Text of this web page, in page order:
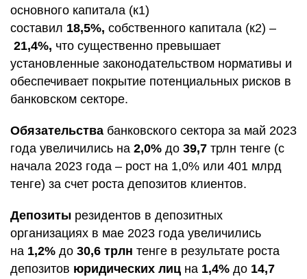
основного капитала (к1)
составил 18,5%, собственного капитала (к2) –
21,4%, что существенно превышает
установленные законодательством нормативы и
обеспечивает покрытие потенциальных рисков в
банковском секторе.
Обязательства банковского сектора за май 2023
года увеличились на 2,0% до 39,7 трлн тенге (с
начала 2023 года – рост на 1,0% или 401 млрд
тенге) за счет роста депозитов клиентов.
Депозиты резидентов в депозитных
организациях в мае 2023 года увеличились
на 1,2% до 30,6 трлн тенге в результате роста
депозитов юридических лиц на 1,4% до 14,7